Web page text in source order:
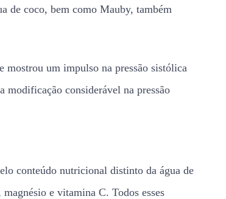
de coco, bem como Mauby, também
mostrou um impulso na pressão sistólica
modificação considerável na pressão
conteúdo nutricional distinto da água de
e vitamina C. Todos esses